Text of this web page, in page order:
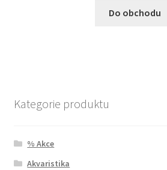
Do obchodu
Kategorie produktu
% Akce
Akvaristika